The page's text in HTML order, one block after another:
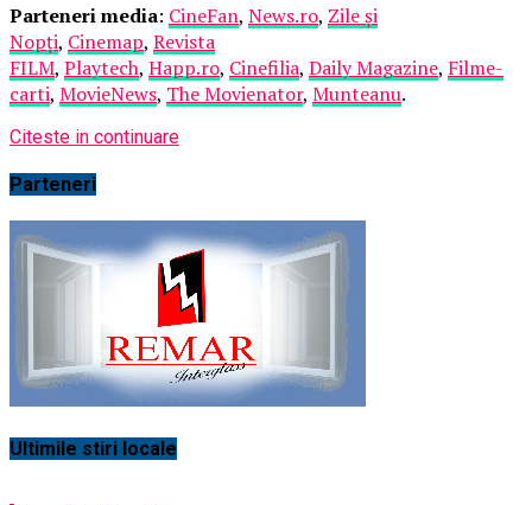
Parteneri media: CineFan, News.ro, Zile și
Nopți, Cinemap, Revista
FILM, Playtech, Happ.ro, Cinefilia, Daily Magazine, Filme-
carti, MovieNews, The Movienator, Munteanu.
Citeste in continuare
Parteneri
Ultimile stiri locale